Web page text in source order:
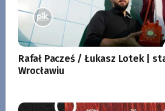
Rafał Pacześ / Łukasz Lotek |
Wrocławiu